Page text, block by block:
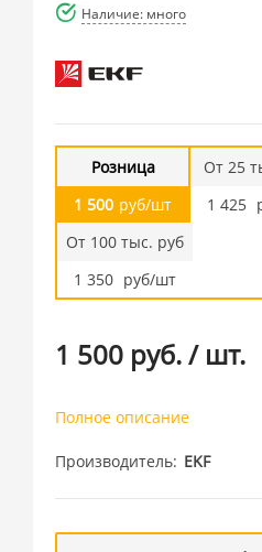
Наличие: много
Розница
1 500 руб/шт
От 25
1 425
От 100 тыс. руб
1 350 руб/шт
1 500 руб./ шт.
Полное описание
Производитель EKF